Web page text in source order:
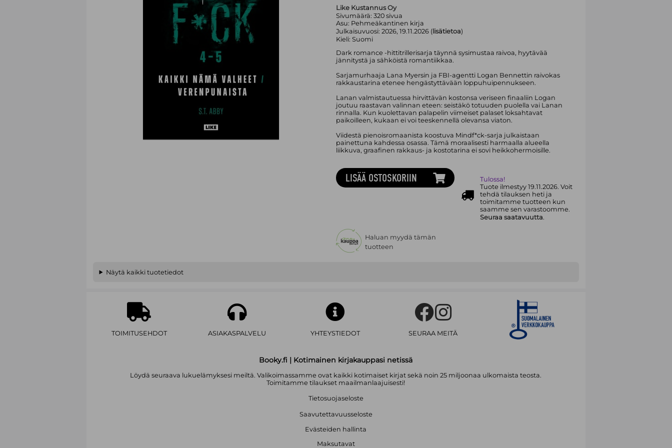
Like Kustannus Oy
Sivumäärä: 320sivua
Asu: Pehmeäkantinen kirja
Julkaisuvuosi: 2026, 19.11.2026 (lisätietoa)
Kieli: Suomi
Dark romance -hittitrillerisarja täynnä sysimustaa raivoa, hyytävää
jännitystä ja sähköistä romantiikkaa.
Sarjamurhaaja Lana Myersin ja FBI-agentti Logan Bennettin raivokas
rakkaustarina etenee hengästyttävään loppuhuipennukseen.
Lanan valmistautuessa hirvittävän kostonsa veriseen finaaliin Logan
joutuu raastavan valinnan eteen: seistäkö totuuden puolella vai Lanan
rinnalla. Kun kuolettavan palapelin viimeiset palaset loksahtavat
paikoilleen, kukaan ei voi teeskennellä olevansa viaton.
Viidestä pienoisromaanista koostuva Mindf*ck-sarja julkaistaan
painettuna kahdessa osassa. Tämä moraalisesti harmaalla alueella
liikkuva, graafinen rakkaus- ja kostotarina ei sovi heikkohermoisille.
LISÄÄ OSTOSKORIIN
Tulossa!
Tuote ilmestyy 19.11.2026. Voit
tehdä tilauksen heti ja
toimitamme tuotteen kun
saamme sen varastoomme.
Seuraa saatavuutta.
Haluan myydä tämän
tuotteen
Näytä kaikki tuotetiedot
TOIMITUSEHDOT ASIAKASPALVELU YHTEYSTIEDOT SEURAA MEITÄ
Booky.fi | Kotimainen kirjakauppasi netissä
Löydä seuraava lukuelämyksesi meiltä. Valikoimassamme ovat kaikki kotimaiset kirjat sekä noin 25 miljoonaa ulkomaista teosta.
Toimitamme tilaukset maailmanlaajuisesti!
Tietosuojaseloste
Saavutettavuusseloste
Evästeiden hallinta
Maksutavat